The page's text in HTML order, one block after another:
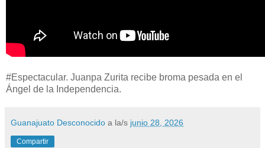
#Espectacular. Juanpa Zurita recibe broma pesada en el
Ángel de la Independencia.
Guanajuato Desconocido a la/s junio 28, 2026
Compartir